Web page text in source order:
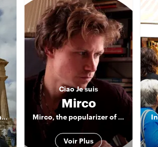
Experience the real and authentic Sicily
CiaoJe suis
Mirco
Mirco, the popularizer of sicilianity
Voir Plus